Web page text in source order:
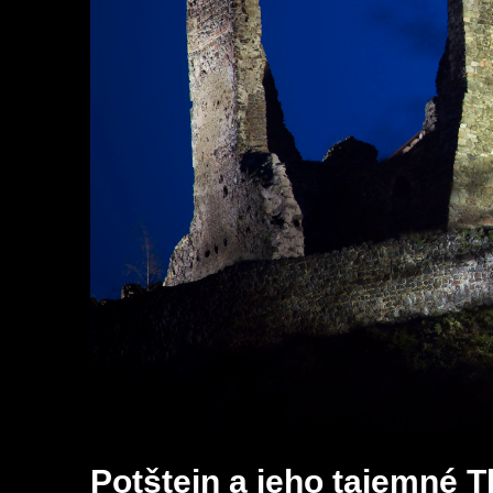
Potštejn a jeho tajemné